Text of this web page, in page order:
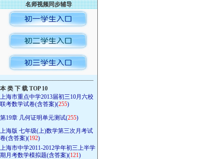
名师视频同步辅导
————————————————
本 类 下 载 TOP 10
上海市重点中学2013届初三10月六校
联考数学试卷(含答案)(255)
第19章 几何证明单元测试(255)
上海版 七年级(上)数学第三次月考试
卷(含答案)(192)
上海市中学2011-2012学年初三上半学
期月考数学模拟题(含答案)(121)